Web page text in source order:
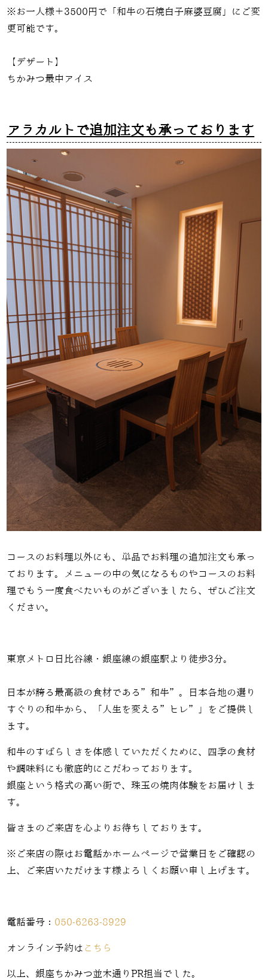
※お一人様＋3500円で「和牛の石焼白子麻婆豆腐」にご変
更可能です。
【デザート】
ちかみつ最中アイス
アラカルトで追加注文も承っております
コースのお料理以外にも、単品でお料理の追加注文も承っ
ております。メニューの中の気になるものやコースのお料
理でもう一度食べたいものがございましたら、ぜひご注文
ください。
東京メトロ日比谷線・銀座線の銀座駅より徒歩3分。
日本が誇る最高級の食材である”和牛”。日本各地の選り
すぐりの和牛から、「人生を変える”ヒレ”」をご提供し
ます。
和牛のすばらしさを体感していただくために、四季の食材
や調味料にも徹底的にこだわっております。
銀座という格式の高い街で、珠玉の焼肉体験をお届けしま
す。
皆さまのご来店を心よりお待ちしております。
※ご来店の際はお電話かホームページで営業日をご確認の
上、ご来店いただけます様よろしくお願い申し上げます。
電話番号： 050-6263-8929
オンライン予約は こちら
以上、銀座ちかみつ並木通りPR担当でした。